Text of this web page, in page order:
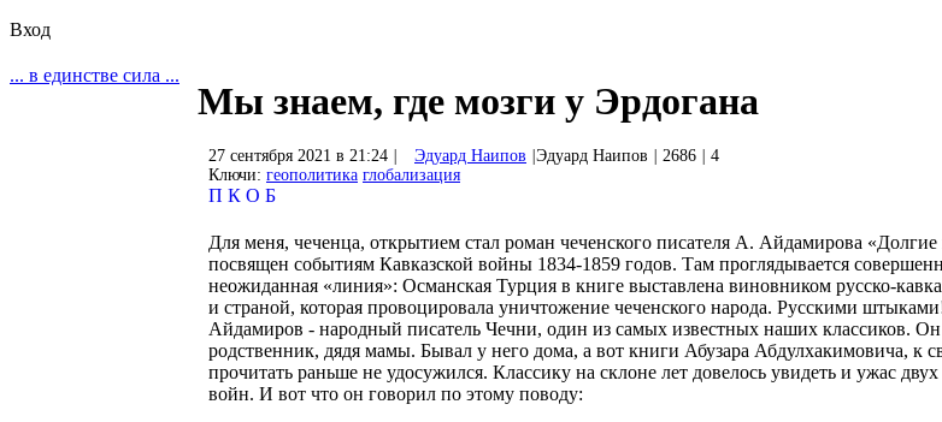
Вход
... в единстве сила ...
Мы знаем, где мозги у Эрдогана
27 сентября 2021 в 21:24 Эдуард Наипов Эдуард Наипов 2686
4
Ключи: геополитика глобализация
П К О Б
Для меня, чеченца, открытием стал роман чеченского писателя А. Айдамирова
посвящен событиям Кавказской войны 1834-1859 годов. Там проглядывается
неожиданная «линия»: Османская Турция в книге выставлена виновником русско-
и страной, которая провоцировала уничтожение чеченского народа. Русскими
Айдамиров - народный писатель Чечни, один из самых известных наших классиков.
родственник, дядя мамы. Бывал у него дома, а вот книги Абузара Абдулхакимовича, к
прочитать раньше не удосужился. Классику на склоне лет довелось увидеть и ужас
войн. И вот что он говорил по этому поводу: